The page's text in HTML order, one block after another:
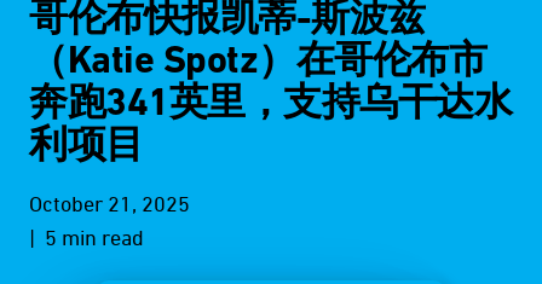
哥伦布快报凯蒂-斯波兹
（Katie Spotz）在哥伦布市
奔跑341英里，支持乌干达水
利项目
October 21, 2025
| 5 min read